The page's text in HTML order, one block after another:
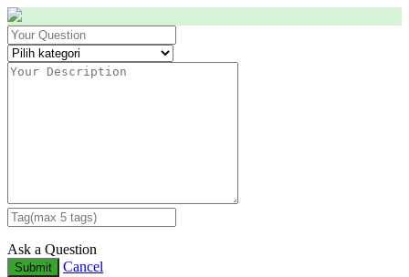
Ask a Question
Submit Cancel